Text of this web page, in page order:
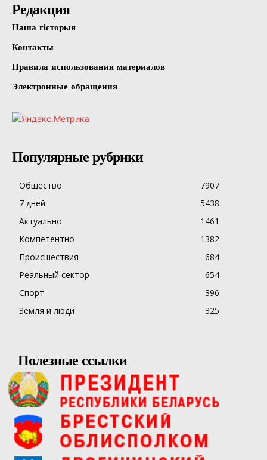
Редакция
Наша гісторыя
Контакты
Правила использования материалов
Электронные обращения
Популярные рубрики
Общество
7907
7 дней
5438
Актуально
1461
Компетентно
1382
Происшествия
684
Реальный сектор
654
Спорт
396
Земля и люди
325
Полезные ссылки